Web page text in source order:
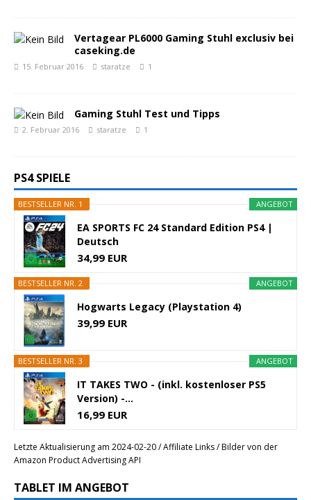
Vertagear PL6000 Gaming Stuhl exclusiv bei
caseking.de
15. Februar 2016 staratze 1
Gaming Stuhl Test und Tipps
2. Februar 2016 staratze 1
PS4 SPIELE
ANGEBOT
BESTSELLER NR. 1
EA SPORTS FC 24 Standard Edition PS4 |
Deutsch
34,99 EUR
ANGEBOT
BESTSELLER NR. 2
Hogwarts Legacy (Playstation 4)
39,99 EUR
ANGEBOT
BESTSELLER NR. 3
IT TAKES TWO - (inkl. kostenloser PS5
Version) -...
16,99 EUR
Letzte Aktualisierung am 2024-02-20 / Affiliate Links / Bilder von der
Amazon Product Advertising API
TABLET IM ANGEBOT